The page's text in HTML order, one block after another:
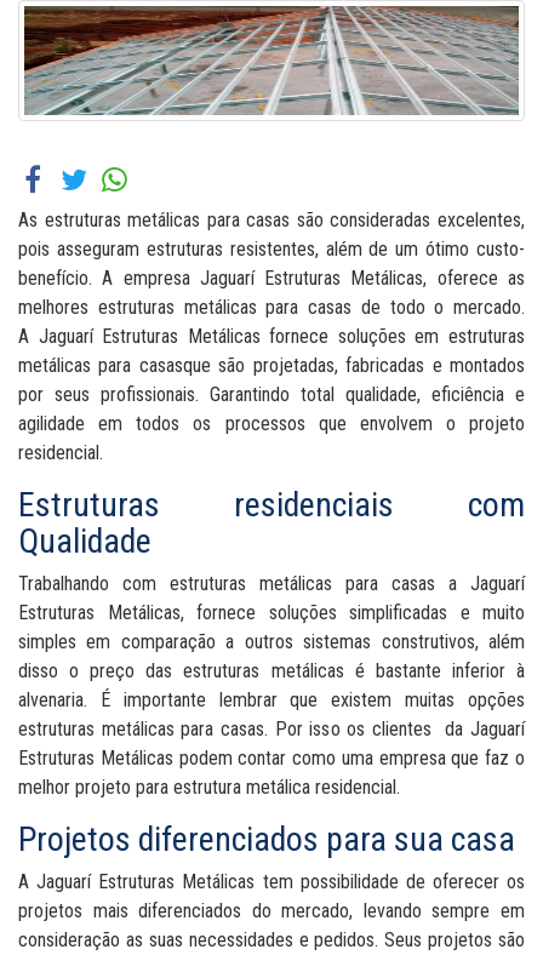
As estruturas metálicas para casas são consideradas excelentes,
pois asseguram estruturas resistentes, além de um ótimo custo-
benefício. A empresa Jaguarí Estruturas Metálicas, oferece as
melhores estruturas metálicas para casas de todo o mercado.
A Jaguarí Estruturas Metálicas fornece soluções em estruturas
metálicas para casasque são projetadas, fabricadas e montados
por seus profissionais. Garantindo total qualidade, eficiência e
agilidade em todos os processos que envolvem o projeto
residencial.
Estruturas residenciais com
Qualidade
Trabalhando com estruturas metálicas para casas a Jaguarí
Estruturas Metálicas, fornece soluções simplificadas e muito
simples em comparação a outros sistemas construtivos, além
disso o preço das estruturas metálicas é bastante inferior à
alvenaria. É importante lembrar que existem muitas opções
estruturas metálicas para casas. Por isso os clientes da Jaguarí
Estruturas Metálicas podem contar como uma empresa que faz o
melhor projeto para estrutura metálica residencial.
Projetos diferenciados para sua casa
A Jaguarí Estruturas Metálicas tem possibilidade de oferecer os
projetos mais diferenciados do mercado, levando sempre em
consideração as suas necessidades e pedidos. Seus projetos são